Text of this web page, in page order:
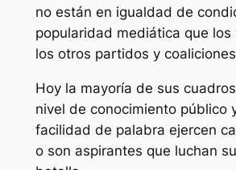
no están en igualdad de
popularidad mediática que los
los otros partidos y
Hoy la mayoría de sus
nivel de conocimiento público
facilidad de palabra ejercen
o son aspirantes que luchan